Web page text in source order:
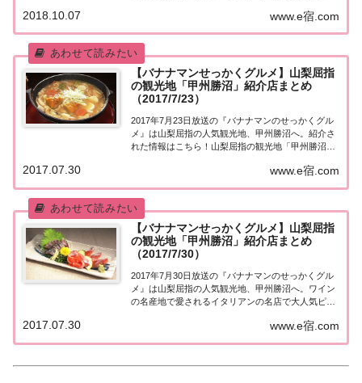
リアンの地獄パスタなど、紹介されたお店はこち
ら！今が旬！ぶどう狩りの街「山梨県・甲府」
「せ...
www.e宿.com
2018.10.07
【バナナマンせっかくグルメ】山梨屈指
の観光地「甲州勝沼」紹介店まとめ
（2017/7/23）
2017年7月23日放送の『バナナマンのせっかくグル
メ』は山梨屈指の人気観光地、甲州勝沼へ。紹介さ
れた情報はこちら！山梨屈指の観光地「甲州勝沼」
メは何ですか？」日本全国でバナナマン日村さんが
地元民オススメの絶品グルメを聞き込み＆食べま...
www.e宿.com
2017.07.30
【バナナマンせっかくグルメ】山梨屈指
の観光地「甲州勝沼」紹介店まとめ
（2017/7/30）
2017年7月30日放送の『バナナマンのせっかくグル
メ』は山梨屈指の人気観光地、甲州勝沼へ。ワイン
の名産地で愛されるイタリアンの名店で大人気ピザ
情報はこちら！山梨屈指の観光地「甲州勝沼」「せ
っかくこの町に来たなら食べたほうがいいグルメ...
www.e宿.com
2017.07.30